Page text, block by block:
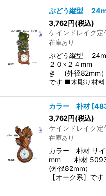
ぶどう縦型
3,762円(税込)
ケインドレイク定
在庫あり
ぶどう縦型
２０×２４mm
き (外径82mm
です ■木彫り材
カラー 朴材 [
3,762円(税込)
ケインドレイク定
在庫あり
カラー 朴材 サ
mm 朴材
(外径82mm）
【オーク系】です